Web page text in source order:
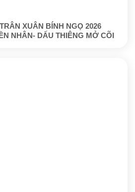
XUÂN BÍNH NGỌ 2026
NHÂN- DẤU THIÊNG MỞ CÕI